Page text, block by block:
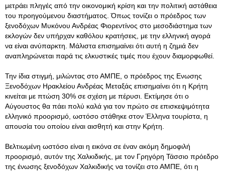
μετράει πληγές από την οικονομική κρίση και την πολιτική αστάθεια
του προηγούμενου διαστήματος. Όπως τονίζει ο πρόεδρος των
ξενοδόχων Μυκόνου Ανδρέας Φιορεντίνος στο μεσοδιάστημα των
εκλογών δεν υπήρχαν καθόλου κρατήσεις, με την ελληνική αγορά
να είναι ανύπαρκτη. Μάλιστα επισημαίνει ότι αυτή η ζημιά δεν
αναπληρώνεται παρά τις ελκυστικές τιμές που έχουν διαμορφωθεί.
Την ίδια στιγμή, μιλώντας στο ΑΜΠΕ, ο πρόεδρος της Ενωσης
Ξενοδόχων Ηρακλείου Ανδρέας Μεταξάς επισημαίνει ότι η Κρήτη
κινείται με πτώση 30% σε σχέση με πέρυσι. Εκτίμησε ότι ο
Αύγουστος θα πάει πολύ καλά για τον πρώτο σε επισκεψιμότητα
ελληνικό προορισμό, ωστόσο στάθηκε στον Έλληνα τουρίστα, η
απουσία του οποίου είναι αισθητή και στην Κρήτη.
Βελτιωμένη ωστόσο είναι η εικόνα σε έναν ακόμη δημοφιλή
προορισμό, αυτόν της Χαλκιδικής, με τον Γρηγόρη Τάσσιο πρόεδρο
της ένωσης ξενοδόχων Χαλκιδικής να τονίζει στο ΑΜΠΕ, ότι η